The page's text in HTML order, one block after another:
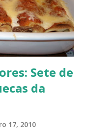
Sete de
da
17, 2010